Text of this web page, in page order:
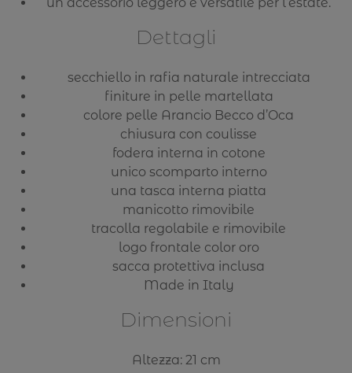
Dettagli
secchiello in rafia naturale intrecciata
finiture in pelle martellata
colore pelle Arancio Becco d’Oca
chiusura con coulisse
fodera interna in cotone
unico scomparto interno
una tasca interna piatta
manicotto rimovibile
tracolla regolabile e rimovibile
logo frontale color oro
sacca protettiva inclusa
Made in Italy
Dimensioni
Altezza: 21 cm